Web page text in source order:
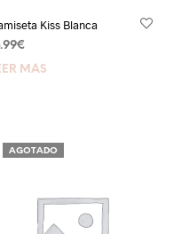
Kiss Blanca
€
MÁS
AGOTADO